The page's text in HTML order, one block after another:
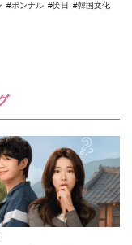
ポンナル 伏日 韓国文化